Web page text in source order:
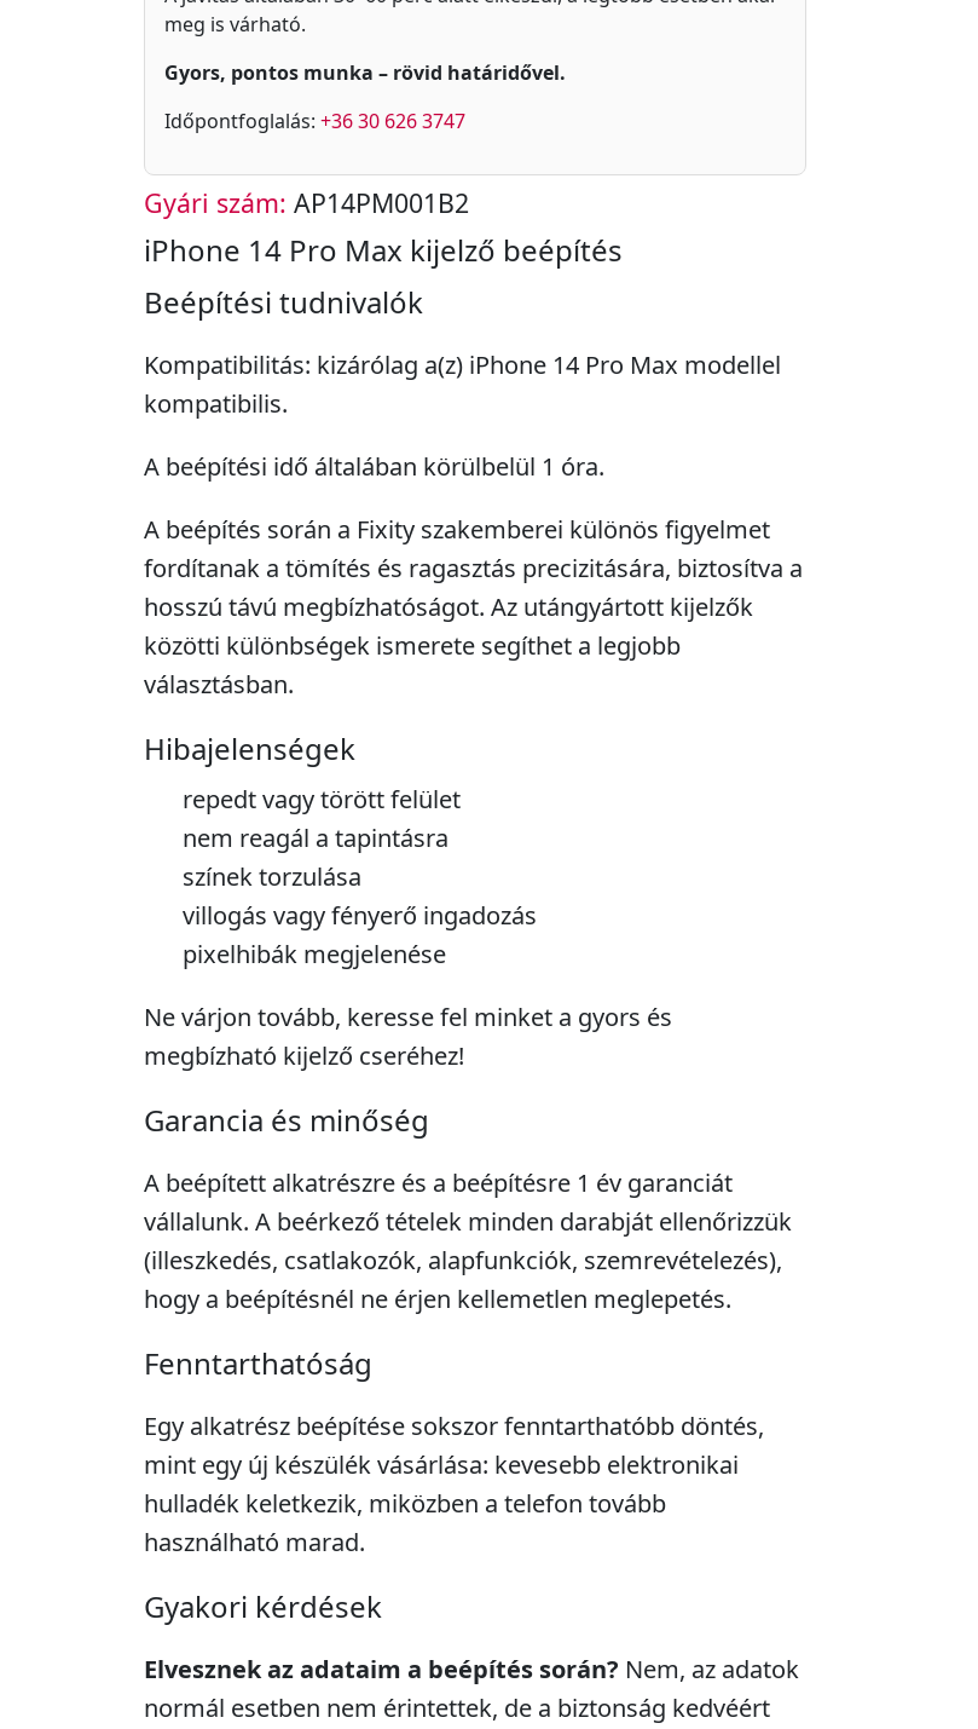
meg is várható.
Gyors, pontos munka – rövid határidővel.
Időpontfoglalás: +36 30 626 3747
Gyári szám: AP14PM001B2
iPhone 14 Pro Max kijelző beépítés
Beépítési tudnivalók
Kompatibilitás: kizárólag a(z) iPhone 14 Pro Max modellel
kompatibilis.
A beépítési idő általában körülbelül 1 óra.
A beépítés során a Fixity szakemberei különös figyelmet
fordítanak a tömítés és ragasztás precizitására, biztosítva a
hosszú távú megbízhatóságot. Az utángyártott kijelzők
közötti különbségek ismerete segíthet a legjobb
választásban.
Hibajelenségek
repedt vagy törött felület
nem reagál a tapintásra
színek torzulása
villogás vagy fényerő ingadozás
pixelhibák megjelenése
Ne várjon tovább, keresse fel minket a gyors és
megbízható kijelző cseréhez!
Garancia és minőség
A beépített alkatrészre és a beépítésre 1 év garanciát
vállalunk. A beérkező tételek minden darabját ellenőrizzük
(illeszkedés, csatlakozók, alapfunkciók, szemrevételezés),
hogy a beépítésnél ne érjen kellemetlen meglepetés.
Fenntarthatóság
Egy alkatrész beépítése sokszor fenntarthatóbb döntés,
mint egy új készülék vásárlása: kevesebb elektronikai
hulladék keletkezik, miközben a telefon tovább
használható marad.
Gyakori kérdések
Elvesznek az adataim a beépítés során? Nem, az adatok
normál esetben nem érintettek, de a biztonság kedvéért